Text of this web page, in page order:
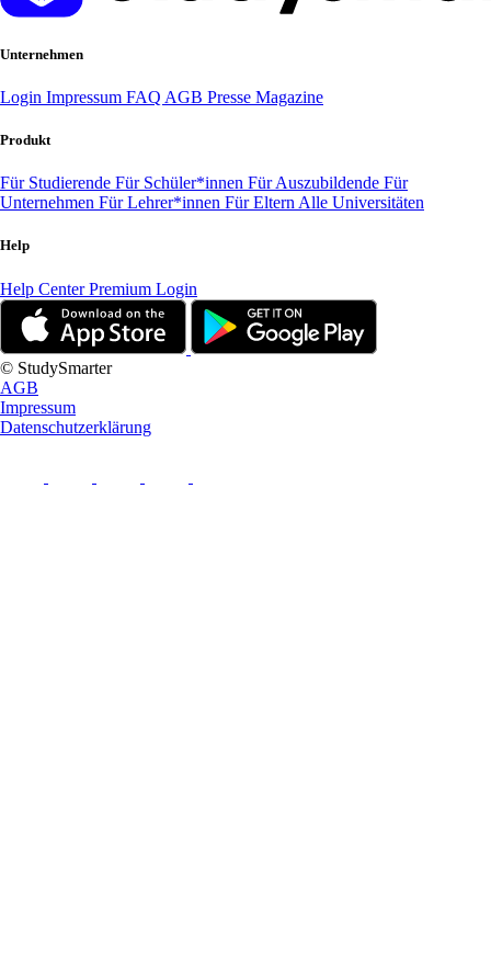
Unternehmen
Login Impressum FAQ AGB Presse Magazine
Produkt
Für Studierende Für Schüler*innen Für Auszubildende Für
Unternehmen Für Lehrer*innen Für Eltern Alle Universitäten
Help
Help CenterPremium Login
© StudySmarter
AGB
Impressum
Datenschutzerklärung